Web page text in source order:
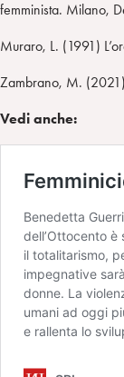
femminista. Milano,
Muraro, L. (1991)
Zambrano, M.
Vedi anche: